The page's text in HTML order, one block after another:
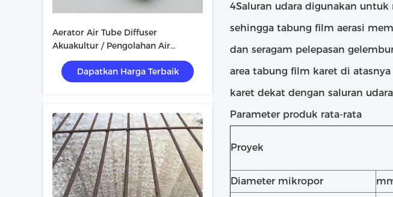
Aerator Air Tube Diffuser
Akuakultur / Pengolahan Air
Limbah
Dapatkan Harga Terbaik
4Saluran udara digunakan
sehingga tabung film aerasi
dan seragam pelepasan
area tabung film karet di
karet dekat dengan saluran
Parameter produk rata-rata
Proyek
Diameter mikropor